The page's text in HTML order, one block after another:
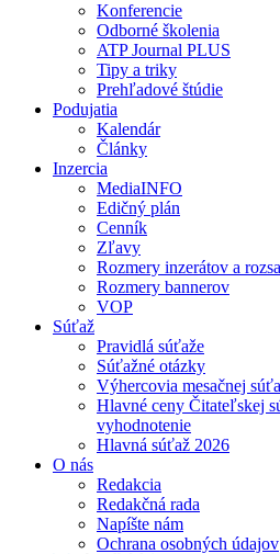
Konferencie
Odborné školenia
ATP Journal PLUS
Tipy a triky
Prehľadové štúdie
Podujatia
Kalendár
Články
Inzercia
MediaINFO
Edičný plán
Cenník
Zľavy
Rozmery inzerátov a
Rozmery bannerov
VOP
Súťaž
Pravidlá súťaže
Súťažné otázky
Výhercovia mesačnej
Hlavné ceny Čitateľskej
vyhodnotenie
Hlavná súťaž 2026
O nás
Redakcia
Redakčná rada
Napíšte nám
Ochrana osobných údajov